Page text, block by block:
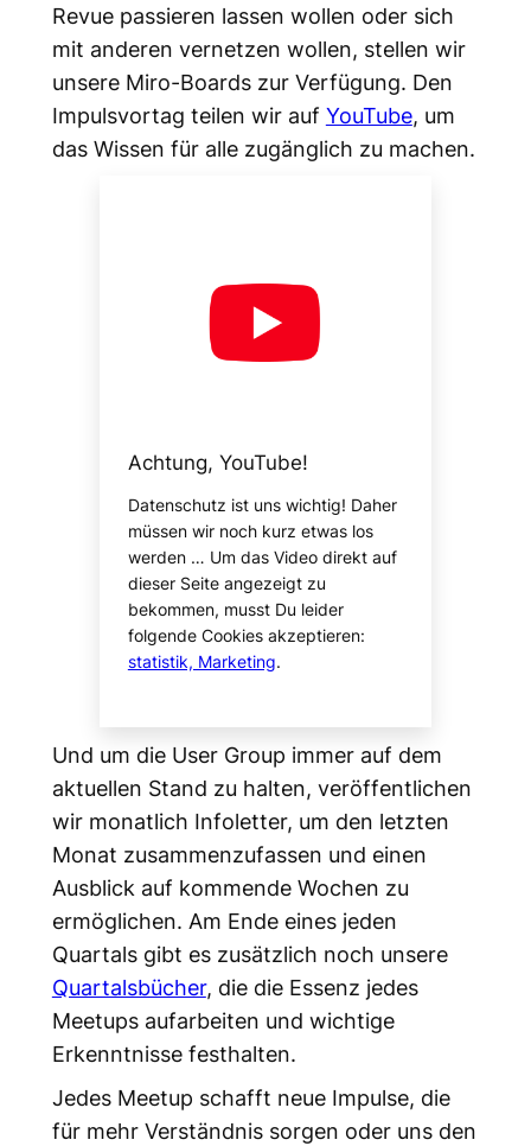
Revue passieren lassen wollen oder sich
mit anderen vernetzen wollen, stellen wir
unsere Miro-Boards zur Verfügung. Den
Impulsvortag teilen wir auf YouTube, um
das Wissen für alle zugänglich zu machen.
Achtung, YouTube!
Datenschutz ist uns wichtig! Daher
müssen wir noch kurz etwas los
werden … Um das Video direkt auf
dieser Seite angezeigt zu
bekommen, musst Du leider
folgende Cookies akzeptieren:
statistik, Marketing.
Und um die User Group immer auf dem
aktuellen Stand zu halten, veröffentlichen
wir monatlich Infoletter, um den letzten
Monat zusammenzufassen und einen
Ausblick auf kommende Wochen zu
ermöglichen. Am Ende eines jeden
Quartals gibt es zusätzlich noch unsere
Quartalsbücher, die die Essenz jedes
Meetups aufarbeiten und wichtige
Erkenntnisse festhalten.
Jedes Meetup schafft neue Impulse, die
für mehr Verständnis sorgen oder uns den